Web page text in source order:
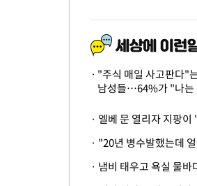
"주식 매일 사고판다"
남성들…64%가 "나는